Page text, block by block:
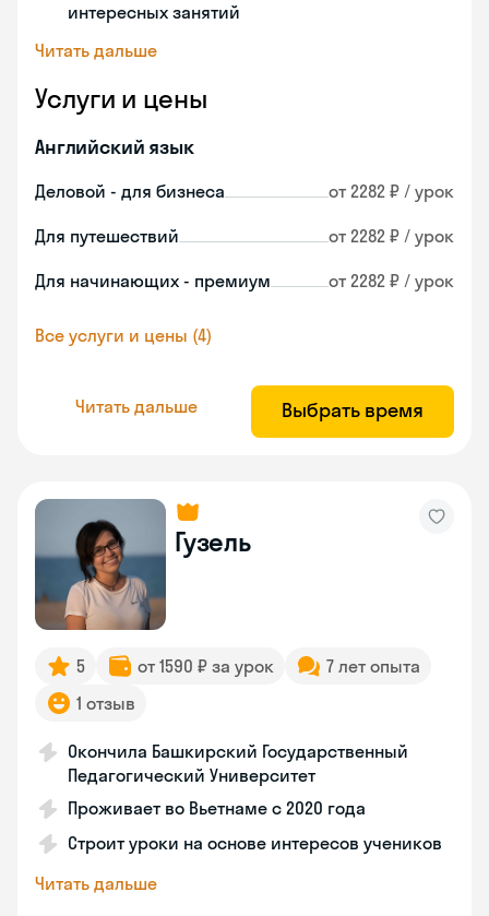
интересных занятий
Читать дальше
Услуги и цены
Английский язык
Деловой - для бизнеса от 2282 ₽ / урок
Для путешествий от 2282 ₽ / урок
Для начинающих - премиум от 2282 ₽ / урок
Все услуги и цены (4)
Читать дальше Выбрать время
Гузель
5 от 1590 ₽ за урок
7 лет опыта
1 отзыв
Окончила Башкирский Государственный
Педагогический Университет
Проживает во Вьетнаме с 2020 года
Строит уроки на основе интересов учеников
Читать дальше